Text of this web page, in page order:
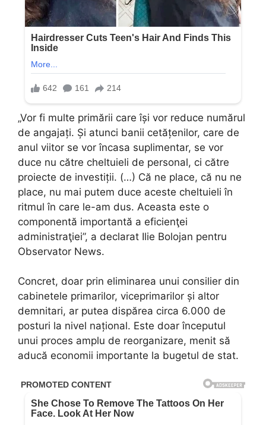
„Vor fi multe primării care își vor reduce numărul
de angajați. Și atunci banii cetățenilor, care de
anul viitor se vor încasa suplimentar, se vor
duce nu către cheltuieli de personal, ci către
proiecte de investiții. (…) Că ne place, că nu ne
place, nu mai putem duce aceste cheltuieli în
ritmul în care le-am dus. Aceasta este o
componentă importantă a eficienţei
administraţiei”, a declarat Ilie Bolojan pentru
Observator News.
Concret, doar prin eliminarea unui consilier din
cabinetele primarilor, viceprimarilor și altor
demnitari, ar putea dispărea circa 6.000 de
posturi la nivel național. Este doar începutul
unui proces amplu de reorganizare, menit să
aducă economii importante la bugetul de stat.